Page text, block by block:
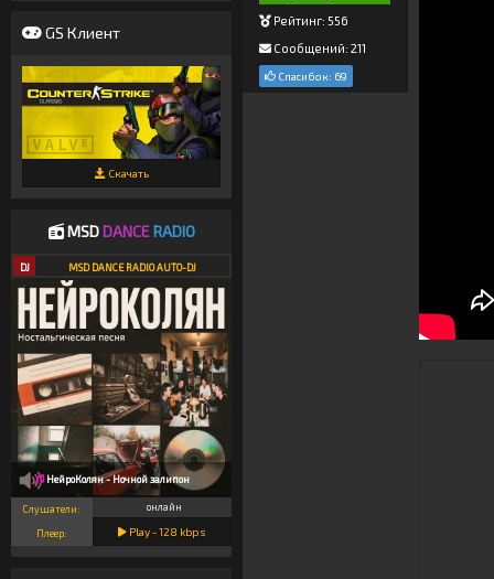
GS Клиент
Скачать
MSDDANCE RADIO
DJ MSD DANCE RADIO AUTO-DJ
НейроКолян - Ночной залипон
Слушатели: онлайн
Плеер: Play -128 kbps
Рейтинг: 556
Сообщений: 211
Спасибок: 69